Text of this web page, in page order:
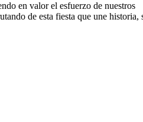
en valor el esfuerzo de nuestros
de esta fiesta que une historia,